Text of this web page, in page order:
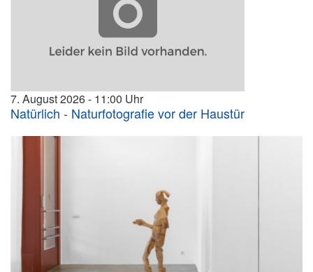
7. August 2026 11:00
Natürlich - Naturfotografie vor der Haustür